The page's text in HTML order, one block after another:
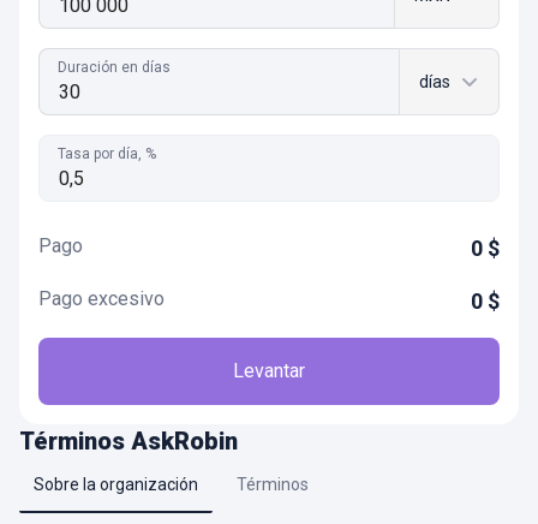
Duración en días
días
Tasa por día, %
Pago 0 $
Pago excesivo 0 $
Levantar
Términos AskRobin
Sobre la organización Términos